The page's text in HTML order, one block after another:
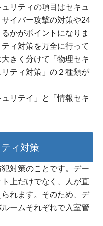
リティの項目はセキュ
イバー攻撃の対策や24
かがポイントになりま
ィ対策を万全に行って
きく分けて「物理セキ
ティ対策」の２種類が
リテイ」と「情報セキ
ィ対策
対策のことです。デー
上だけでなく、人が直
れます。そのため、デ
ームそれぞれで入室管